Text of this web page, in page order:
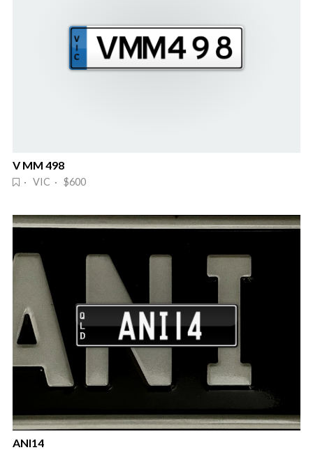
V MM 498
· VIC · $600
ANI14